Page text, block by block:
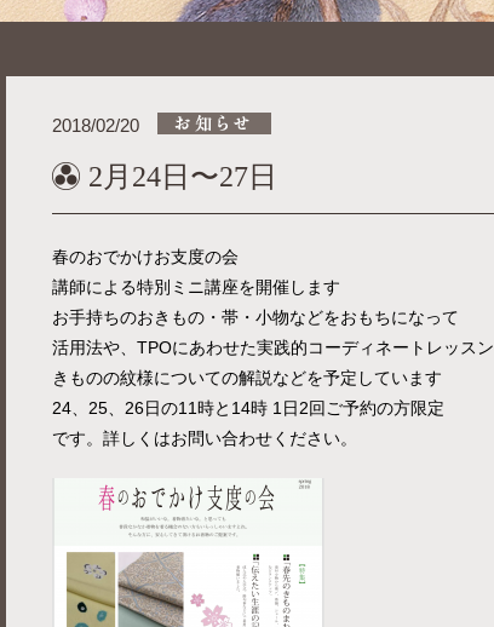
2018/02/20
2月24日〜27日
春のおでかけお支度の会
講師による特別ミニ講座を開催します
お手持ちのおきもの・帯・小物などをおもちになって
活用法や、TPOにあわせた実践的コーディネートレッスン
きものの紋様についての解説などを予定しています
24、25、26日の11時と14時 1日2回ご予約の方限定
です。詳しくはお問い合わせください。